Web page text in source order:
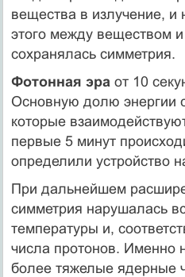
вещества в излучение, и
этого между веществом
сохранялась симметрия.
Фотонная эра от 10
Основную долю энергии
которые
первые 5 минут
определили устройство
При дальнейшем
симметрия нарушалась
температуры и,
числа протонов. Именно
более тяжелые ядерные